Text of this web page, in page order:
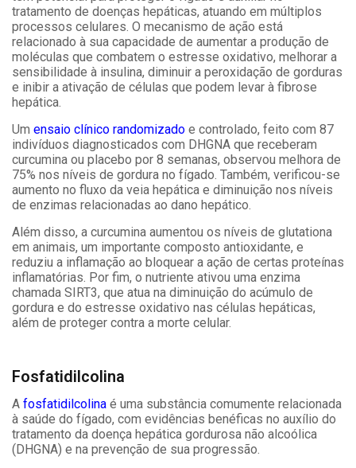
tratamento de doenças hepáticas, atuando em múltiplos
processos celulares. O mecanismo de ação está
relacionado à sua capacidade de aumentar a produção de
moléculas que combatem o estresse oxidativo, melhorar a
sensibilidade à insulina, diminuir a peroxidação de gorduras
e inibir a ativação de células que podem levar à fibrose
hepática.
Um ensaio clínico randomizado e controlado, feito com 87
indivíduos diagnosticados com DHGNA que receberam
curcumina ou placebo por 8 semanas, observou melhora de
75% nos níveis de gordura no fígado. Também, verificou-se
aumento no fluxo da veia hepática e diminuição nos níveis
de enzimas relacionadas ao dano hepático.
Além disso, a curcumina aumentou os níveis de glutationa
em animais, um importante composto antioxidante, e
reduziu a inflamação ao bloquear a ação de certas proteínas
inflamatórias. Por fim, o nutriente ativou uma enzima
chamada SIRT3, que atua na diminuição do acúmulo de
gordura e do estresse oxidativo nas células hepáticas,
além de proteger contra a morte celular.
Fosfatidilcolina
A fosfatidilcolina é uma substância comumente relacionada
à saúde do fígado, com evidências benéficas no auxílio do
tratamento da doença hepática gordurosa não alcoólica
(DHGNA) e na prevenção de sua progressão.